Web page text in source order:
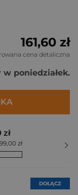
161,60 zł
cena detaliczna
poniedziałek.
zł
DOŁĄCZ